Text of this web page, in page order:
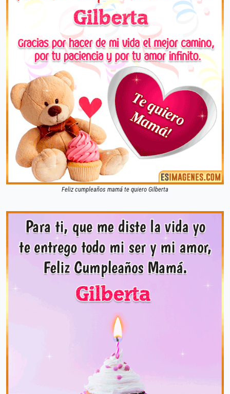
Feliz cumpleaños mamá te quiero Gilberta